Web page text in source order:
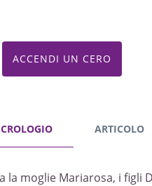
ACCENDI UN CERO
ARTICOLO
la moglie Mariarosa, i figli